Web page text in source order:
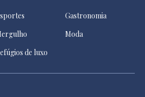
Gastronomia
Moda
de luxo